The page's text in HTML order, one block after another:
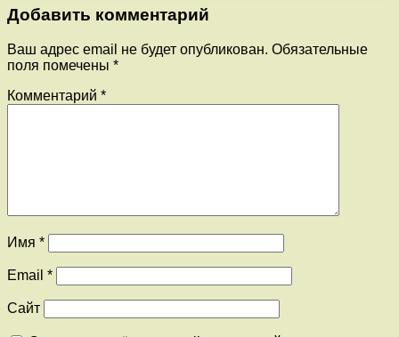
Добавить комментарий
Ваш адрес email не будет опубликован. Обязательные
поля помечены *
Комментарий *
Имя *
Email *
Сайт